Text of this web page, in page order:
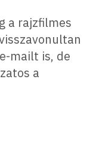
a rajzfilmes
mailt is, de
a